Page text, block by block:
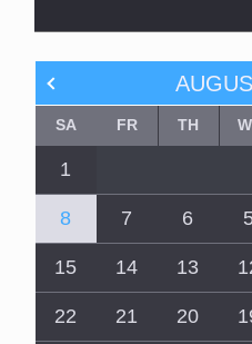
TH
FR
SA
1
6
7
8
13
14
15
20
21
22